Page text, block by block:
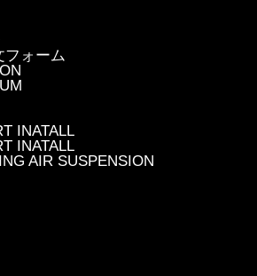
フォーム
INATALL
INATALL
AIR SUSPENSION